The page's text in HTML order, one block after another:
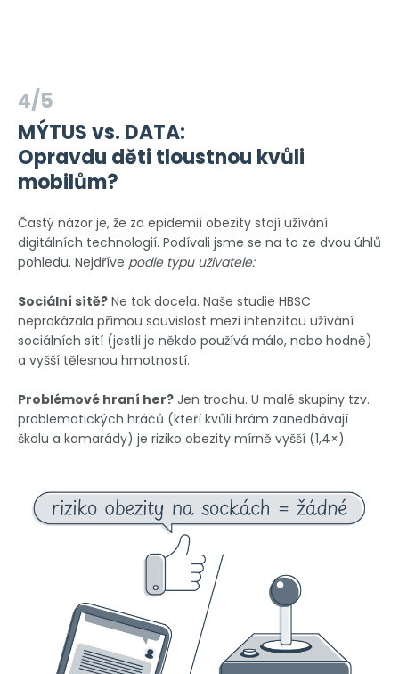
4/5
MÝTUS vs. DATA:
Opravdu děti tloustnou kvůli
mobilům?
Častý názor je, že za epidemií obezity stojí užívání
digitálních technologií. Podívali jsme se na to ze dvou úhlů
pohledu. Nejdříve podle typu uživatele:
Sociální sítě? Ne tak docela. Naše studie HBSC
neprokázala přímou souvislost mezi intenzitou užívání
sociálních sítí (jestli je někdo používá málo, nebo hodně)
a vyšší tělesnou hmotností.
Problémové hraní her? Jen trochu. U malé skupiny tzv.
problematických hráčů (kteří kvůli hrám zanedbávají
školu a kamarády) je riziko obezity mírně vyšší (1,4×).